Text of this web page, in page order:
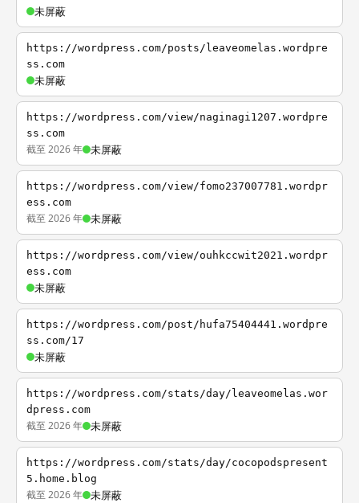
未屏蔽
https://wordpress.com/posts/leaveomelas.wordpre
ss.com
未屏蔽
https://wordpress.com/view/naginagi1207.wordpre
ss.com
截至 2026 年 未屏蔽
https://wordpress.com/view/fomo237007781.wordpr
ess.com
截至 2026 年 未屏蔽
https://wordpress.com/view/ouhkccwit2021.wordpr
ess.com
未屏蔽
https://wordpress.com/post/hufa75404441.wordpre
ss.com/17
未屏蔽
https://wordpress.com/stats/day/leaveomelas.wor
dpress.com
截至 2026 年 未屏蔽
https://wordpress.com/stats/day/cocopodspresent
5.home.blog
截至 2026 年 未屏蔽